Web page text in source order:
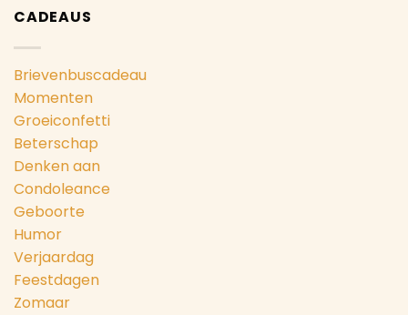
CADEAUS
Brievenbuscadeau
Momenten
Groeiconfetti
Beterschap
Denken aan
Condoleance
Geboorte
Humor
Verjaardag
Feestdagen
Zomaar